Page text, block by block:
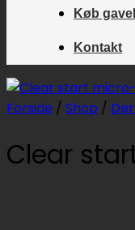
Køb
Kontakt
Forside / Shop /
Clear